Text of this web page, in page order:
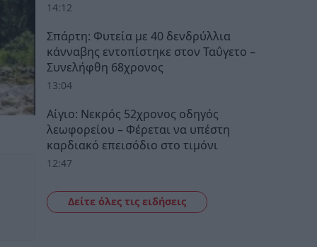
14:12
Σπάρτη: Φυτεία με 40 δενδρύλλια
κάνναβης εντοπίστηκε στον Ταΰγετο –
Συνελήφθη 68χρονος
13:04
Αίγιο: Νεκρός 52χρονος οδηγός
λεωφορείου – Φέρεται να υπέστη
καρδιακό επεισόδιο στο τιμόνι
12:47
Δείτε όλες τις ειδήσεις